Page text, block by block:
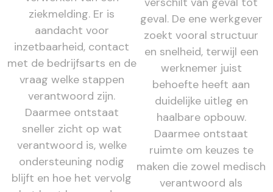
ziekmelding. Er is
aandacht voor
inzetbaarheid, contact
met de bedrijfsarts en de
vraag welke stappen
verantwoord zijn.
Daarmee ontstaat
sneller zicht op wat
verantwoord is, welke
ondersteuning nodig
blijft en hoe het vervolg
geval. De ene werkgever
zoekt vooral structuur
en snelheid, terwijl een
werknemer juist
behoefte heeft aan
duidelijke uitleg en
haalbare opbouw.
Daarmee ontstaat
ruimte om keuzes te
maken die zowel medisch
verantwoord als